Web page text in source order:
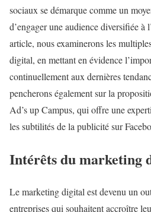
sociaux se démarque comme un
d’engager une audience diversifiée à
article, nous examinerons les
digital, en mettant en évidence
continuellement aux dernières
pencherons également sur la
Ad’s up Campus, qui offre une
les subtilités de la publicité sur
Intérêts du marketing
Le marketing digital est devenu un
entreprises qui souhaitent accroître